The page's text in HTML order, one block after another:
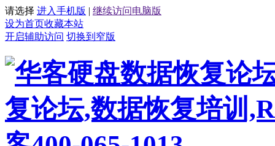
请选择 进入手机版 | 继续访问电脑版
设为首页收藏本站
开启辅助访问 切换到窄版